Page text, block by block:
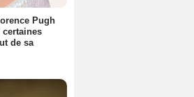
Pugh
de sa